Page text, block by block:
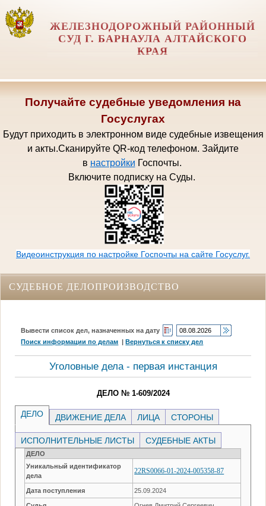
ЖЕЛЕЗНОДОРОЖНЫЙ РАЙОННЫЙ
СУД Г. БАРНАУЛА АЛТАЙСКОГО
КРАЯ
Получайте судебные уведомления на
Госуслугах
Будут приходить в электронном виде судебные извещения
и акты.Сканируйте QR-код телефоном. Зайдите
в настройки Госпочты.
Включите подписку на Суды.
Видеоинструкция по настройке Госпочты на сайте Госуслуг.
СУДЕБНОЕ ДЕЛОПРОИЗВОДСТВО
Вывести список дел, назначенных на дату
Поиск информации по делам |Вернуться к списку дел
Уголовные дела - первая инстанция
ДЕЛО № 1-609/2024
ДЕЛО ДВИЖЕНИЕ ДЕЛА ЛИЦА СТОРОНЫ
ИСПОЛНИТЕЛЬНЫЕ ЛИСТЫ СУДЕБНЫЕ АКТЫ
ДЕЛО
Уникальный идентификатор
дела
22RS0066-01-2024-005358-87
Дата поступления 25.09.2024